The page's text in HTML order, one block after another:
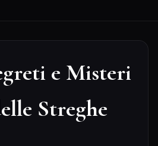
e Misteri
Streghe